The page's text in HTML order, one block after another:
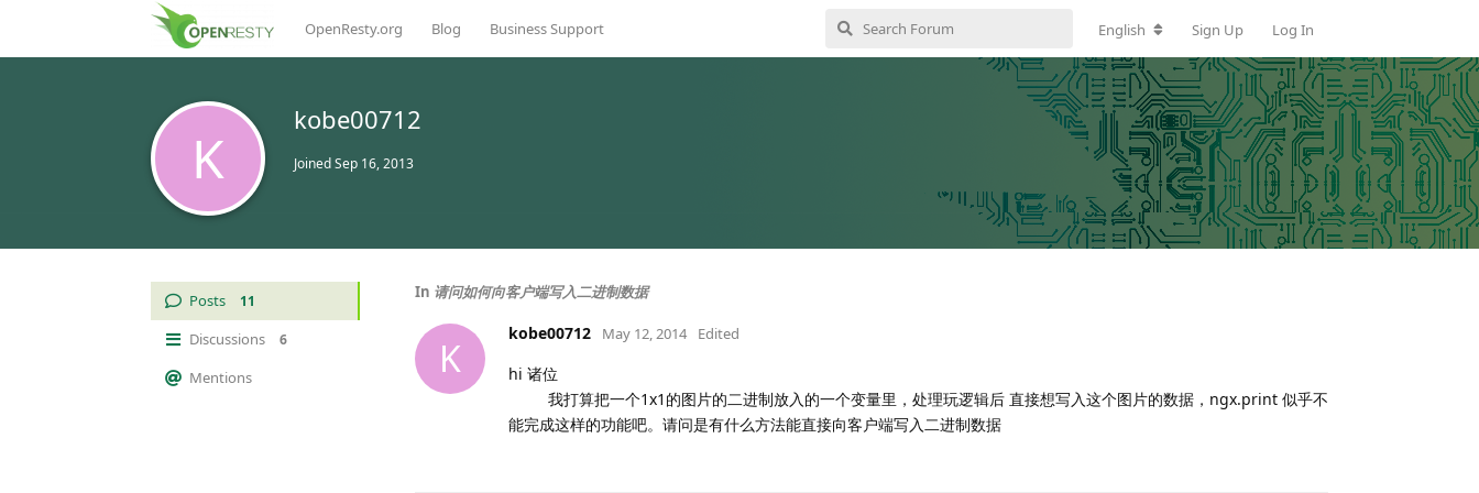
OpenResty.org Blog Business Support English Sign Up Log In
K
kobe00712
JoinedSep 16, 2013
Posts 11
Discussions 6
Mentions
In 请问如何向客户端写入二进制数据
K
kobe00712 May 12, 2014 Edited
hi 诸位
我打算把一个1x1的图片的二进制放入的一个变量里，处理玩逻辑后 直接想写入这个图片的数据，ngx.print 似乎不
能完成这样的功能吧。请问是有什么方法能直接向客户端写入二进制数据